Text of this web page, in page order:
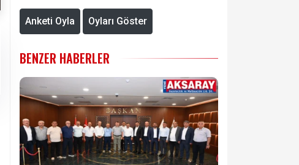
Anketi Oyla Oyları Göster
BENZER HABERLER